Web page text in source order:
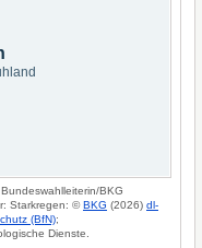
Bundeswahlleiterin/BKG
Starkregen: ©BKG (2026) dl-
(BfN);
Dienste.